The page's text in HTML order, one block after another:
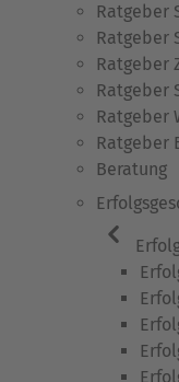
Ratgeber
Ratgeber
Ratgeber
Ratgeber
Ratgeber
Ratgeber
Beratung